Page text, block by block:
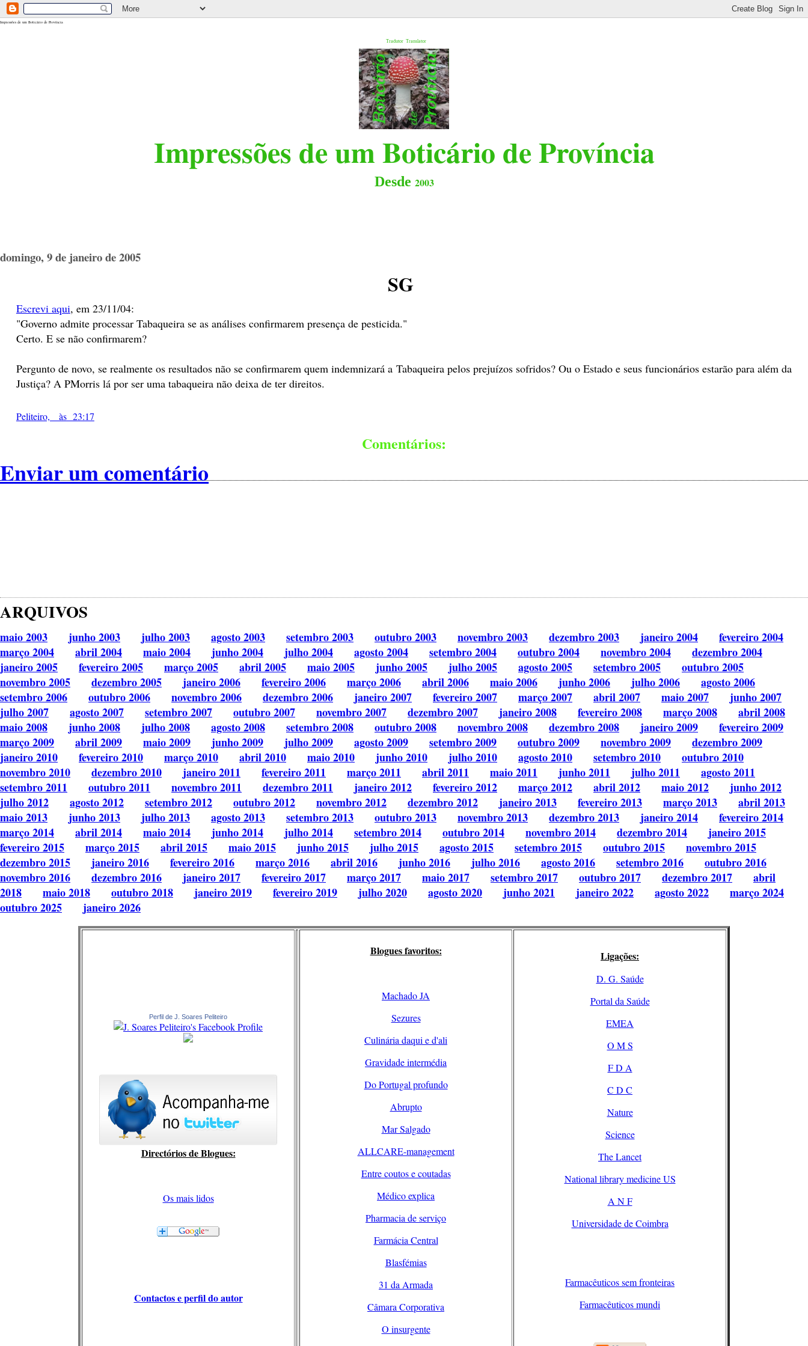
<$BlogRSDUrl$>
Impressões de um Boticário de Província
Tradutor Translator
Impressões de um Boticário de Província
Desde 2003
domingo, 9 de janeiro de 2005
SG
Escrevi aqui, em 23/11/04:
"Governo admite processar Tabaqueira se as análises confirmarem presença de pesticida."
Certo. E se não confirmarem?
Pergunto de novo, se realmente os resultados não se confirmarem quem indemnizará a Tabaqueira pelos prejuízos sofridos? Ou o Estado e seus funcionários estarão para além da
Justiça? A PMorris lá por ser uma tabaqueira não deixa de ter direitos.
Peliteiro, às 23:17
Comentários:
Enviar um comentário
ARQUIVOS
maio 2003 junho 2003 julho 2003 agosto 2003 setembro 2003 outubro 2003 novembro 2003 dezembro 2003 janeiro 2004
fevereiro 2004
março 2004
abril 2004 maio 2004 junho 2004 julho 2004 agosto 2004 setembro 2004 outubro 2004 novembro 2004
dezembro 2004
janeiro 2005
fevereiro 2005 março 2005 abril 2005 maio 2005 junho 2005 julho 2005 agosto 2005 setembro 2005
outubro 2005
novembro 2005
dezembro 2005 janeiro 2006 fevereiro 2006 março 2006 abril 2006 maio 2006 junho 2006 julho 2006
agosto 2006
setembro 2006
outubro 2006 novembro 2006 dezembro 2006 janeiro 2007 fevereiro 2007 março 2007 abril 2007 maio 2007
junho 2007
julho 2007
agosto 2007 setembro 2007 outubro 2007 novembro 2007 dezembro 2007 janeiro 2008 fevereiro 2008 março 2008
abril 2008
maio 2008
junho 2008 julho 2008 agosto 2008 setembro 2008 outubro 2008 novembro 2008 dezembro 2008 janeiro 2009
fevereiro 2009
março 2009
abril 2009 maio 2009 junho 2009 julho 2009 agosto 2009 setembro 2009 outubro 2009 novembro 2009
dezembro 2009
janeiro 2010
fevereiro 2010 março 2010 abril 2010 maio 2010 junho 2010 julho 2010 agosto 2010 setembro 2010
outubro 2010
novembro 2010
dezembro 2010 janeiro 2011 fevereiro 2011 março 2011 abril 2011 maio 2011 junho 2011 julho 2011
agosto 2011
setembro 2011
outubro 2011 novembro 2011 dezembro 2011 janeiro 2012 fevereiro 2012 março 2012 abril 2012 maio 2012
junho 2012
julho 2012
agosto 2012 setembro 2012 outubro 2012 novembro 2012 dezembro 2012 janeiro 2013 fevereiro 2013 março 2013
abril 2013
maio 2013
junho 2013 julho 2013 agosto 2013 setembro 2013 outubro 2013 novembro 2013 dezembro 2013 janeiro 2014
fevereiro 2014
março 2014
abril 2014 maio 2014 junho 2014 julho 2014 setembro 2014 outubro 2014 novembro 2014 dezembro 2014
janeiro 2015
fevereiro 2015
março 2015 abril 2015 maio 2015 junho 2015 julho 2015 agosto 2015 setembro 2015 outubro 2015
novembro 2015
dezembro 2015
janeiro 2016 fevereiro 2016 março 2016 abril 2016 junho 2016 julho 2016 agosto 2016 setembro 2016
outubro 2016
novembro 2016
dezembro 2016 janeiro 2017 fevereiro 2017 março 2017 maio 2017 setembro 2017 outubro 2017 dezembro 2017
abril
2018
maio 2018 outubro 2018 janeiro 2019 fevereiro 2019 julho 2020 agosto 2020 junho 2021 janeiro 2022 agosto 2022
março 2024
outubro 2025
janeiro 2026
Perfil de J. Soares Peliteiro
Directórios de Blogues:
Os mais lidos
Contactos e perfil do autor
Blogues favoritos:
Machado JA
Sezures
Culinária daqui e d'ali
Gravidade intermédia
Do Portugal profundo
Abrupto
Mar Salgado
ALLCARE-management
Entre coutos e coutadas
Médico explica
Pharmacia de serviço
Farmácia Central
Blasfémias
31 da Armada
Câmara Corporativa
O insurgente
Ligações:
D. G. Saúde
Portal da Saúde
EMEA
O M S
F D A
C D C
Nature
Science
The Lancet
National library medicine US
A N F
Universidade de Coimbra
Farmacêuticos sem fronteiras
Farmacêuticos mundi